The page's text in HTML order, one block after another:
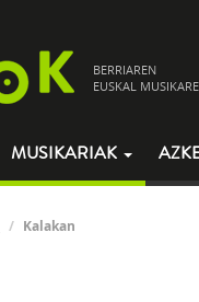
BERRIAREN
EUSKAL
MUSIKARIAK
Kalakan